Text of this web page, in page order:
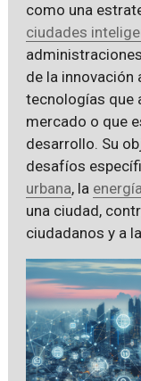
como una
ciudades
de la innovación
tecnologías que
mercado o que
desarrollo. Su
desafíos
urbana, la energía
una ciudad,
ciudadanos y a